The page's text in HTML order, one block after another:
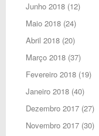
Junho 2018(12)
Maio 2018(24)
Abril 2018(20)
Março 2018(37)
Fevereiro 2018(19)
Janeiro 2018(40)
Dezembro 2017(27)
Novembro 2017(30)